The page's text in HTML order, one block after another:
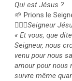
Qui est Jésus ?
🌱 Prions le
🙇🏻‍♀️Seigneur
« Et vous, que
Seigneur, nous
venu pour nous
amour pour nous
suivre même